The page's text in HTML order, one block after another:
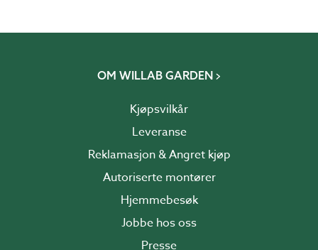
OM WILLAB GARDEN
Kjøpsvilkår
Leveranse
Reklamasjon & Angret kjøp
Autoriserte montører
Hjemmebesøk
Jobbe hos oss
Presse